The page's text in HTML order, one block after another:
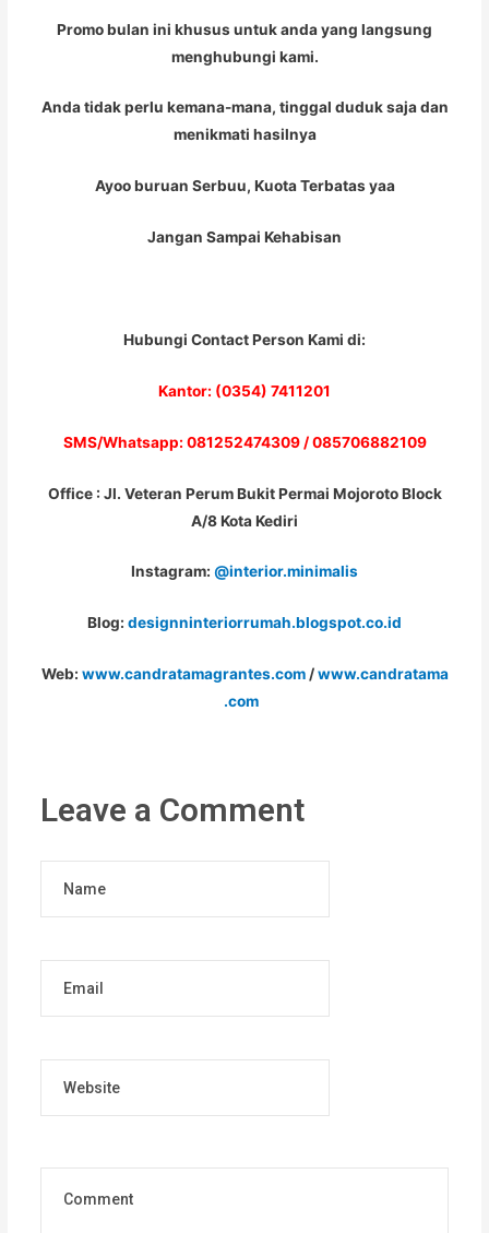
Promo bulan ini khusus untuk anda yang langsung
menghubungi kami.
Anda tidak perlu kemana-mana, tinggal duduk saja dan
menikmati hasilnya
Ayoo buruan Serbuu, Kuota Terbatas yaa
Jangan Sampai Kehabisan
Hubungi Contact Person Kami di:
Kantor: (0354) 7411201
SMS/Whatsapp: 081252474309 / 085706882109
Office : Jl. Veteran Perum Bukit Permai Mojoroto Block
A/8 Kota Kediri
Instagram: @interior.minimalis
Blog: designninteriorrumah.blogspot.co.id
Web: www.candratamagrantes.com/www.candratama
.com
Leave a Comment